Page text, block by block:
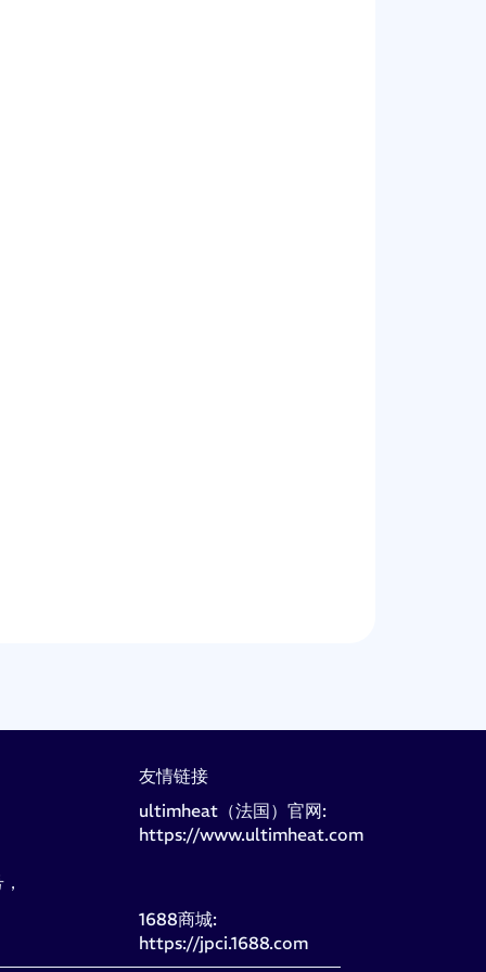
友情链接
ultimheat（法国）官网:
https://www.ultimheat.com
1688商城:
https://jpci.1688.com